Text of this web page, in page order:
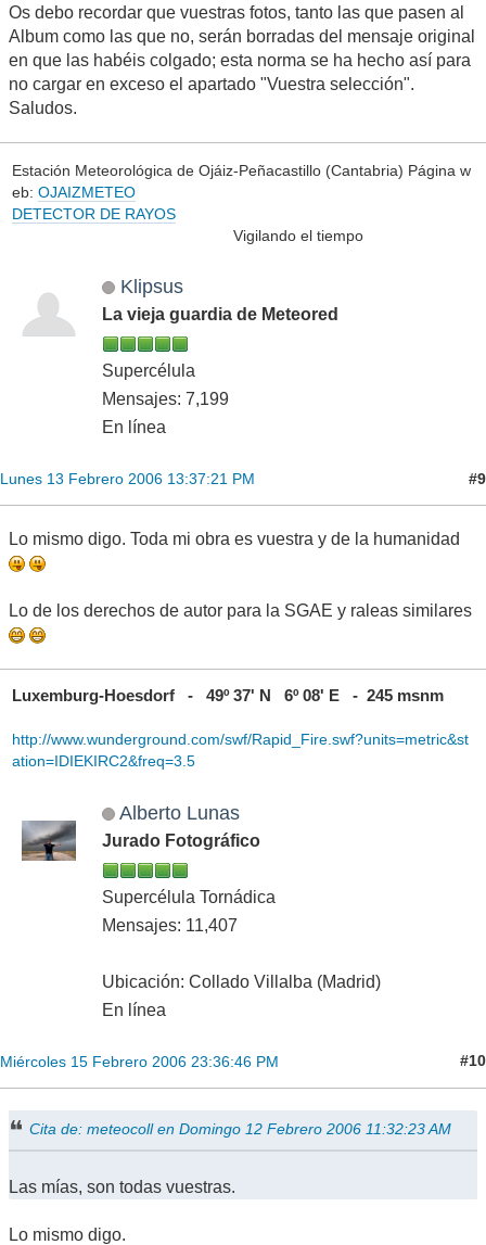
Os debo recordar que vuestras fotos, tanto las que pasen al
Album como las que no, serán borradas del mensaje original
en que las habéis colgado; esta norma se ha hecho así para
no cargar en exceso el apartado "Vuestra selección".
Saludos.
Estación Meteorológica de Ojáiz-Peñacastillo (Cantabria) Página w
eb: OJAIZMETEO
DETECTOR DE RAYOS
Vigilando el tiempo
Klipsus
La vieja guardia de Meteored
Supercélula
Mensajes: 7,199
En línea
Lunes 13 Febrero 2006 13:37:21 PM #9
Lo mismo digo. Toda mi obra es vuestra y de la humanidad
Lo de los derechos de autor para la SGAE y raleas similares
Luxemburg-Hoesdorf - 49º 37' N 6º 08' E - 245 msnm
http://www.wunderground.com/swf/Rapid_Fire.swf?units=metric&st
ation=IDIEKIRC2&freq=3.5
Alberto Lunas
Jurado Fotográfico
Supercélula Tornádica
Mensajes: 11,407
Ubicación: Collado Villalba (Madrid)
En línea
Miércoles 15 Febrero 2006 23:36:46 PM #10
Cita de: meteocoll en Domingo 12 Febrero 2006 11:32:23 AM
Las mías, son todas vuestras.
Lo mismo digo.